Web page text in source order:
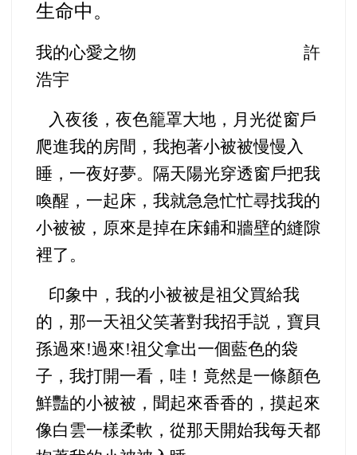
生命中。
我的心愛之物 許
浩宇
入夜後，夜色籠罩大地，月光從窗戶
爬進我的房間，我抱著小被被慢慢入
睡，一夜好夢。隔天陽光穿透窗戶把我
喚醒，一起床，我就急急忙忙尋找我的
小被被，原來是掉在床鋪和牆壁的縫隙
裡了。
印象中，我的小被被是祖父買給我
的，那一天祖父笑著對我招手説，寶貝
孫過來!過來!祖父拿出一個藍色的袋
子，我打開一看，哇！竟然是一條顏色
鮮豔的小被被，聞起來香香的，摸起來
像白雲一樣柔軟，從那天開始我每天都